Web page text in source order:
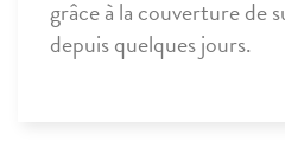
grâce à la couverture de
depuis quelques jours.